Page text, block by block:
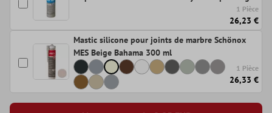
1 Pièce
26,23 €
Mastic silicone pour joints de marbre Schönox
MES Beige Bahama 300 ml
1 Pièce
26,33 €